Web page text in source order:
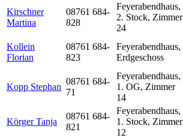
Kirschner
Martina
08761 684-
828
Feyerabendhaus,
2. Stock, Zimmer
24
Kollein
Florian
08761 684-
823
Feyerabendhaus,
Erdgeschoss
Kopp Stephan
08761 684-
71
Feyerabendhaus,
1. OG, Zimmer
14
Körger Tanja
08761 684-
821
Feyerabendhaus,
1. Stock, Zimmer
12